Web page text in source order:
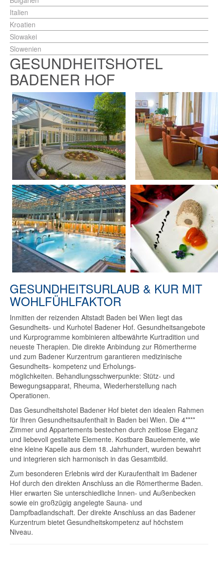
Italien
Kroatien
Slowakei
Slowenien
GESUNDHEITSHOTEL
BADENER HOF
GESUNDHEITSURLAUB & KUR MIT
WOHLFÜHLFAKTOR
Inmitten der reizenden Altstadt Baden bei Wien liegt das
Gesundheits- und Kurhotel Badener Hof. Gesundheitsangebote
und Kurprogramme kombinieren altbewährte Kurtradition und
neueste Therapien. Die direkte Anbindung zur Römertherme
und zum Badener Kurzentrum garantieren medizinische
Gesundheits- kompetenz und Erholungs-
möglichkeiten. Behandlungsschwerpunkte: Stütz- und
Bewegungsapparat, Rheuma, Wiederherstellung nach
Operationen.
Das Gesundheitshotel Badener Hof bietet den idealen Rahmen
für Ihren Gesundheitsaufenthalt in Baden bei Wien. Die 4****
Zimmer und Appartements bestechen durch zeitlose Eleganz
und liebevoll gestaltete Elemente. Kostbare Bauelemente, wie
eine kleine Kapelle aus dem 18. Jahrhundert, wurden bewahrt
und integrieren sich harmonisch in das Gesamtbild.
Zum besonderen Erlebnis wird der Kuraufenthalt im Badener
Hof durch den direkten Anschluss an die Römertherme Baden.
Hier erwarten Sie unterschiedliche Innen- und Außenbecken
sowie ein großzügig angelegte Sauna- und
Dampfbadlandschaft. Der direkte Anschluss an das Badener
Kurzentrum bietet Gesundheitskompetenz auf höchstem
Niveau.